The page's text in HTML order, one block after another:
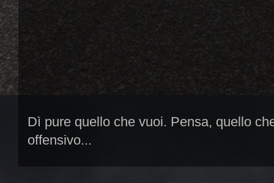
Dì pure quello che vuoi. Pensa, quello
offensivo...